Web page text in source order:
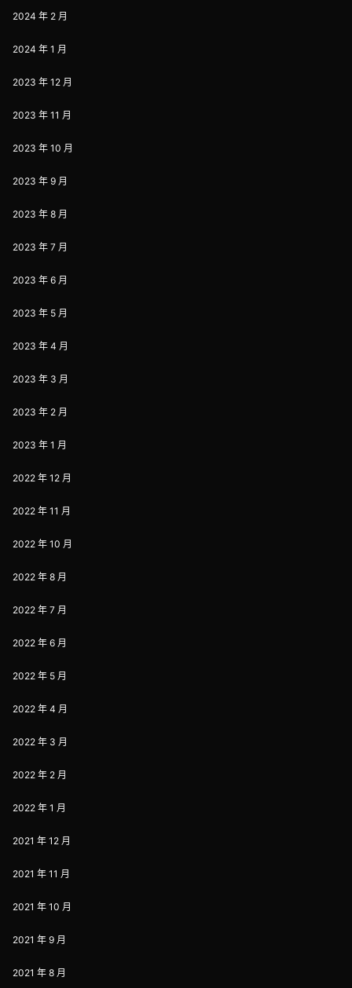
2024 年 2 月
2024 年 1 月
2023 年 12 月
2023 年 11 月
2023 年 10 月
2023 年 9 月
2023 年 8 月
2023 年 7 月
2023 年 6 月
2023 年 5 月
2023 年 4 月
2023 年 3 月
2023 年 2 月
2023 年 1 月
2022 年 12 月
2022 年 11 月
2022 年 10 月
2022 年 8 月
2022 年 7 月
2022 年 6 月
2022 年 5 月
2022 年 4 月
2022 年 3 月
2022 年 2 月
2022 年 1 月
2021 年 12 月
2021 年 11 月
2021 年 10 月
2021 年 9 月
2021 年 8 月